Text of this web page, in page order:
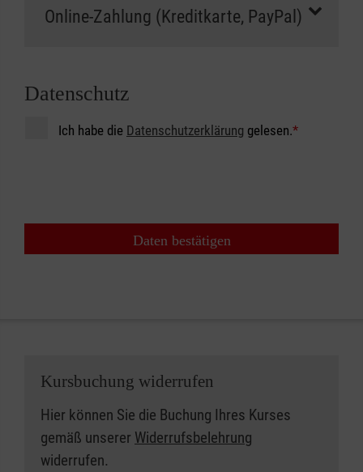
Datenschutz
Ich habe die Datenschutzerklärung gelesen.*
Daten bestätigen
Kursbuchung widerrufen
Hier können Sie die Buchung Ihres Kurses
gemäß unserer Widerrufsbelehrung
widerrufen.